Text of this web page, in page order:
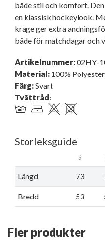
både stil och komfort.
en klassisk hockeylook.
krage ger extra
både för matchdagar och
Artikelnummer:02HY-
Material: 100% Polyester
Färg:Svart
Tvättråd :
Storleksguide
S
Längd 73
Bredd 53
Fler produkter